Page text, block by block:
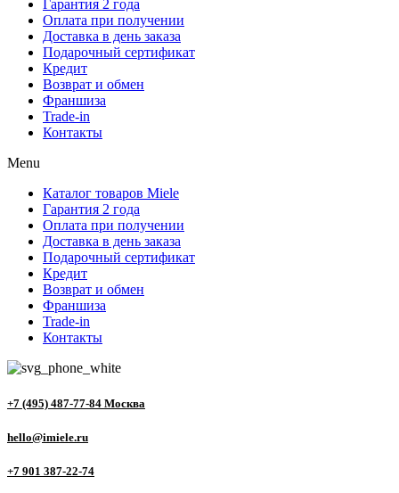
Гарантия 2 года
Оплата при получении
Доставка в день заказа
Подарочный сертификат
Кредит
Возврат и обмен
Франшиза
Trade-in
Контакты
Menu
Каталог товаров Miele
Гарантия 2 года
Оплата при получении
Доставка в день заказа
Подарочный сертификат
Кредит
Возврат и обмен
Франшиза
Trade-in
Контакты
+7 (495) 487-77-84 Москва
hello@imiele.ru
+7 901 387-22-74